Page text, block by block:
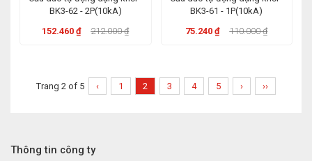
BK3-62 - 2P(10kA)
152.460 ₫
212.000 ₫
BK3-61 - 1P(10kA)
75.240 ₫
110.000 ₫
Trang 2 of 5 ‹ 1 2 3 4 5 › ››
Thông tin công ty